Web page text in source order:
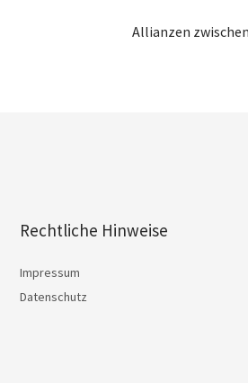
Allianzen
Rechtliche Hinweise
Impressum
Datenschutz